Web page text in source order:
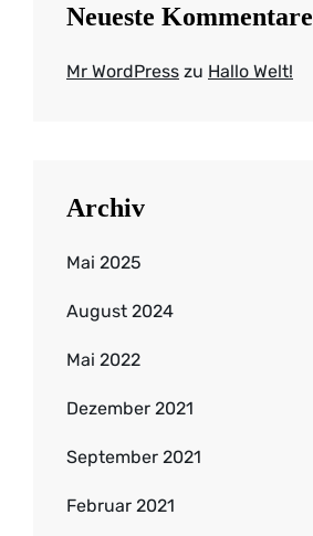
Neueste Kommentare
Mr WordPress zu Hallo Welt!
Archiv
Mai 2025
August 2024
Mai 2022
Dezember 2021
September 2021
Februar 2021